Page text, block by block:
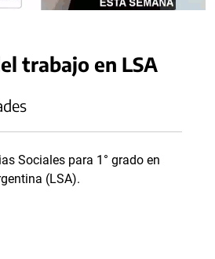
trabajo en LSA
Sociales para 1° grado en
(LSA).